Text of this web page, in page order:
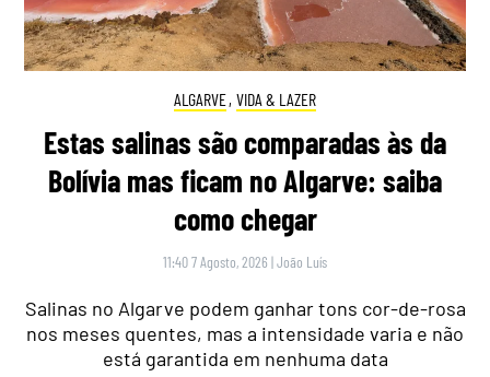
ALGARVE, VIDA & LAZER
Estas salinas são comparadas às da
Bolívia mas ficam no Algarve: saiba
como chegar
11:40 7 Agosto, 2026 |João Luís
Salinas no Algarve podem ganhar tons cor-de-rosa
nos meses quentes, mas a intensidade varia e não
está garantida em nenhuma data